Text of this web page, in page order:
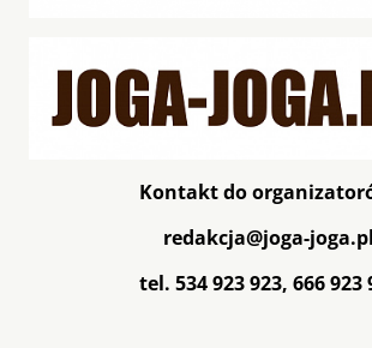
Kontakt do
redakcja@joga-joga.pl
tel. 534 923 923, 666 923